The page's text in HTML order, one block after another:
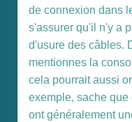
de connexion dans
s'assurer qu'il n'y a
d'usure des câbles.
mentionnes la
cela pourrait aussi
exemple, sache
ont généralement